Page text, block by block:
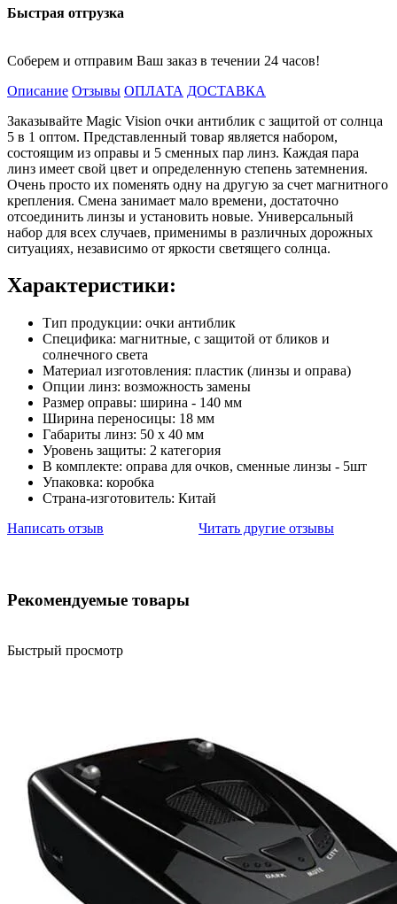
Быстрая отгрузка
Соберем и отправим Ваш заказ в течении 24 часов!
Описание Отзывы ОПЛАТА ДОСТАВКА
Заказывайте Magic Vision очки антиблик с защитой от солнца
5 в 1 оптом. Представленный товар является набором,
состоящим из оправы и 5 сменных пар линз. Каждая пара
линз имеет свой цвет и определенную степень затемнения.
Очень просто их поменять одну на другую за счет магнитного
крепления. Смена занимает мало времени, достаточно
отсоединить линзы и установить новые. Универсальный
набор для всех случаев, применимы в различных дорожных
ситуациях, независимо от яркости светящего солнца.
Характеристики:
Тип продукции: очки антиблик
Специфика: магнитные, с защитой от бликов и
солнечного света
Материал изготовления: пластик (линзы и оправа)
Опции линз: возможность замены
Размер оправы: ширина - 140 мм
Ширина переносицы: 18 мм
Габариты линз: 50 х 40 мм
Уровень защиты: 2 категория
В комплекте: оправа для очков, сменные линзы - 5шт
Упаковка: коробка
Страна-изготовитель: Китай
Написать отзыв
Читать другие отзывы
Рекомендуемые товары
Быстрый просмотр